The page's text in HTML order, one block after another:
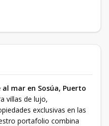
mar en Sosúa, Puerto
villas de lujo,
exclusivas en las
portafolio combina